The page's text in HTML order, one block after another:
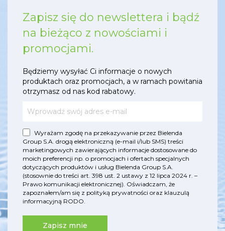
Zapisz się do newslettera i bądź
na bieżąco z nowościami i
promocjami.
Będziemy wysyłać Ci informacje o nowych
produktach oraz promocjach, a w ramach powitania
otrzymasz od nas kod rabatowy.
Wyrażam zgodę na przekazywanie przez Bielenda
Group S.A. drogą elektroniczną (e-mail i/lub SMS) treści
marketingowych zawierających informacje dostosowane do
moich preferencji np. o promocjach i ofertach specjalnych
dotyczących produktów i usług Bielenda Group S.A.
(stosownie do treści art. 398 ust. 2 ustawy z 12 lipca 2024 r. –
Prawo komunikacji elektronicznej). Oświadczam, że
zapoznałem/am się z polityką prywatności oraz klauzulą
informacyjną RODO.
Zapisz mnie